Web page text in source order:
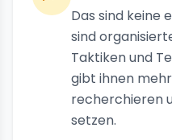
Das sind keine
sind
Taktiken und
gibt ihnen mehr
recherchieren
setzen.